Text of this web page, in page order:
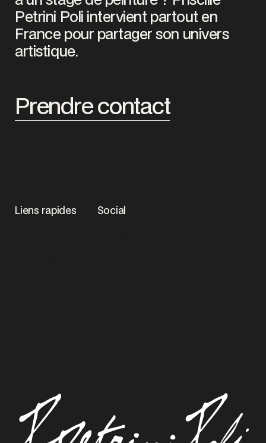
Petrini Poli intervient partout en
France pour partager son univers
artistique.
Prendre contact
Liens rapides
Social